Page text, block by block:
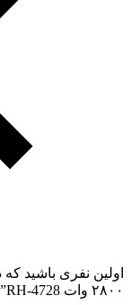
اولین نفری باشید
۲۸۰۰ وات RH-4728”